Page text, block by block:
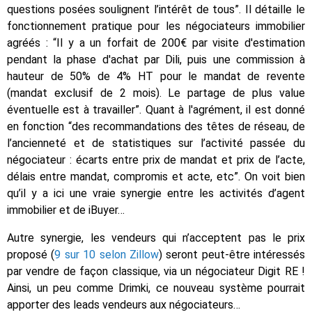
questions posées soulignent l’intérêt de tous”. Il détaille le
fonctionnement pratique pour les négociateurs immobilier
agréés : “Il y a un forfait de 200€ par visite d'estimation
pendant la phase d'achat par Dili, puis une commission à
hauteur de 50% de 4% HT pour le mandat de revente
(mandat exclusif de 2 mois). Le partage de plus value
éventuelle est à travailler”. Quant à l'agrément, il est donné
en fonction “des recommandations des têtes de réseau, de
l’ancienneté et de statistiques sur l’activité passée du
négociateur : écarts entre prix de mandat et prix de l’acte,
délais entre mandat, compromis et acte, etc”. On voit bien
qu’il y a ici une vraie synergie entre les activités d’agent
immobilier et de iBuyer…
Autre synergie, les vendeurs qui n’acceptent pas le prix
proposé (9 sur 10 selon Zillow) seront peut-être intéressés
par vendre de façon classique, via un négociateur Digit RE !
Ainsi, un peu comme Drimki, ce nouveau système pourrait
apporter des leads vendeurs aux négociateurs…